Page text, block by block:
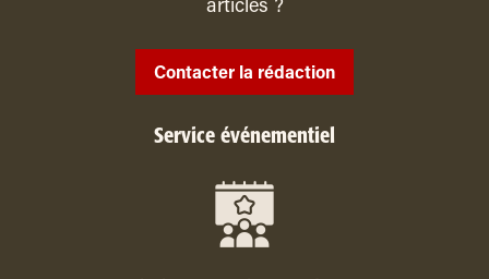
articles ?
Contacter la rédaction
Service événementiel